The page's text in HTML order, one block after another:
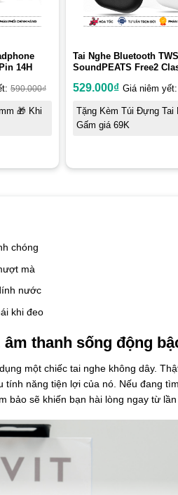
14H
590.000₫
🎁 Khi
Tai Nghe Bluetooth TWS
SoundPEATS Free2
529.000₫ Giá niêm yết:
Tặng Kèm Túi Đựng Tai
Gấm giá 69K
chóng
mà
nước
khi đeo
âm thanh sống động
một chiếc tai nghe không dây.
năng tiện lợi của nó. Nếu đang
bảo sẽ khiến bạn hài lòng ngay từ lần